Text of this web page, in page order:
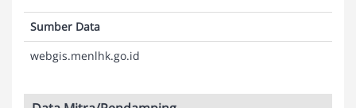
Sumber Data
webgis.menlhk.go.id